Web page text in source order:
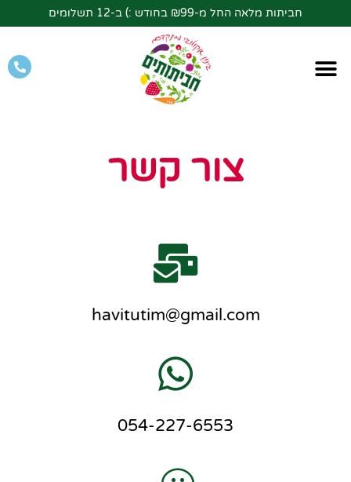
חביתות מלאה החל מ-₪99 בחודש :) ב-12 תשלומים
צור קשר
havitutim@gmail.com
054-227-6553